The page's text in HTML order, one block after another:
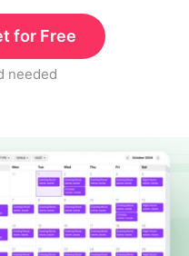
for Free
needed